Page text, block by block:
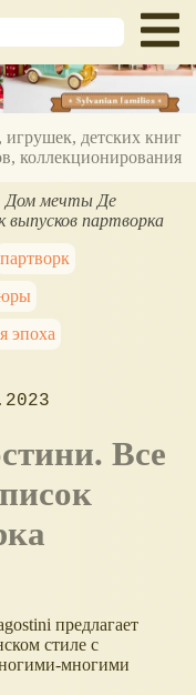
детских книг
коллекционирования
Дом мечты Де
выпусков партворка
партворк
эпоха
предлагает
стиле с
многими